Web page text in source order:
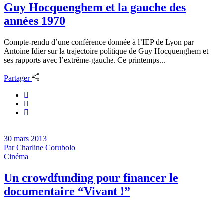
Guy Hocquenghem et la gauche des
années 1970
Compte-rendu d’une conférence donnée à l’IEP de Lyon par
Antoine Idier sur la trajectoire politique de Guy Hocquenghem et
ses rapports avec l’extrême-gauche. Ce printemps...
Partager
30 mars 2013
ParCharline Corubolo
Cinéma
Un crowdfunding pour financer le
documentaire “Vivant !”